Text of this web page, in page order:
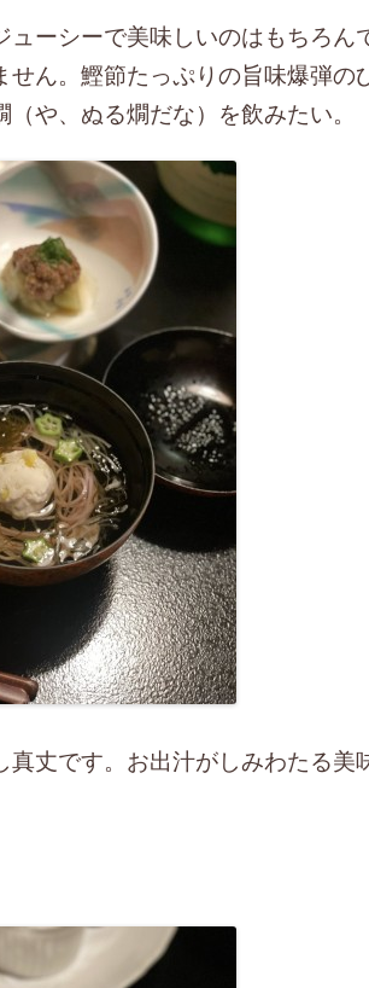
ューシーで美味しいのはもちろん
せん。鰹節たっぷりの旨味爆弾の
（や、ぬる燗だな）を飲みたい。
真丈です。お出汁がしみわたる美